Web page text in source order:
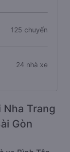
125 chuyến
24 nhà xe
Trang
Gòn